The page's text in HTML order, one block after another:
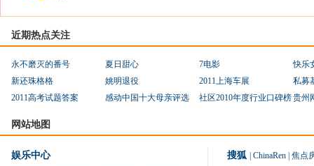
近期热点关注
永不磨灭的番号 夏日甜心 7电影
快乐
新还珠格格
姚明退役 2011上海车展
私募
2011高考试题答案
感动中国十大母亲评选 社区2010年度行业口碑榜贵州
网站地图
娱乐中心 搜狐 ChinaRen 焦点